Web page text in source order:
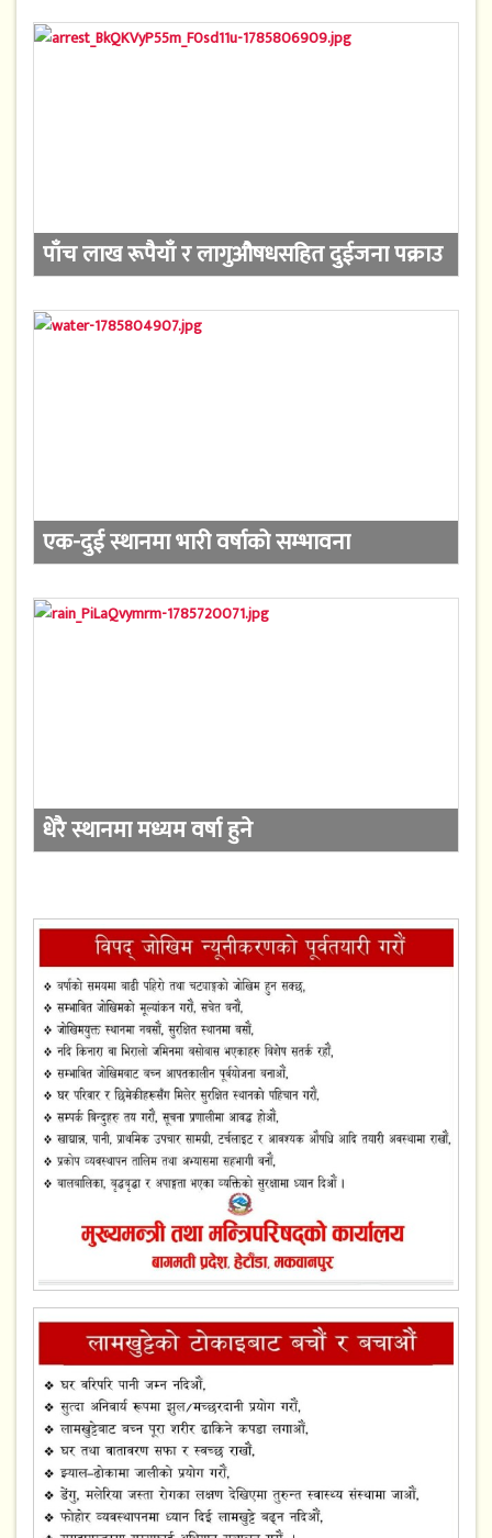
पाँच लाख रूपैयाँ र लागुऔषधसहित दुईजना पक्राउ
एक-दुई स्थानमा भारी वर्षाको सम्भावना
धेरै स्थानमा मध्यम वर्षा हुने